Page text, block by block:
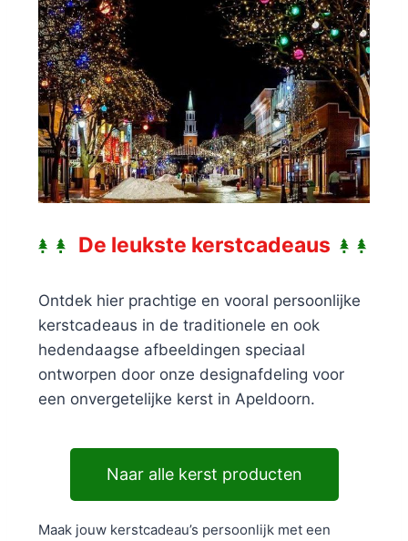
De leukste kerstcadeaus
Ontdek hier prachtige en vooral persoonlijke
kerstcadeaus in de traditionele en ook
hedendaagse afbeeldingen speciaal
ontworpen door onze designafdeling voor
een onvergetelijke kerst in Apeldoorn.
Naar alle kerst producten
Maak jouw kerstcadeau’s persoonlijk met een